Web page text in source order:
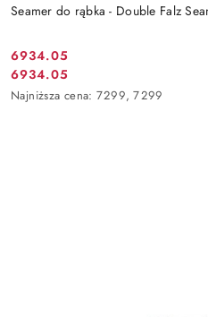
Seamer do rąbka - Double Falz
Cena
promocyjna:
6934.05
Cena
promocyjna:
6934.05
Najniższa
Najniższa cena: 7299, 7299